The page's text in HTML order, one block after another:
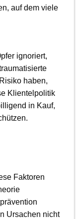
auf dem viele
ignoriert,
haben,
Klientelpolitik
in Kauf,
Faktoren
Ursachen nicht